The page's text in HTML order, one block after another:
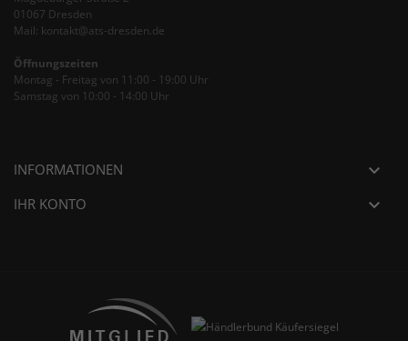
01067 Dresden
Mail: kontakt@ats-dresden.de
Öffnungszeiten
Montag - Freitag von 11:00 - 19:00 Uhr
Samstag von 10:00 - 14:00 Uhr
INFORMATIONEN 
IHR KONTO 